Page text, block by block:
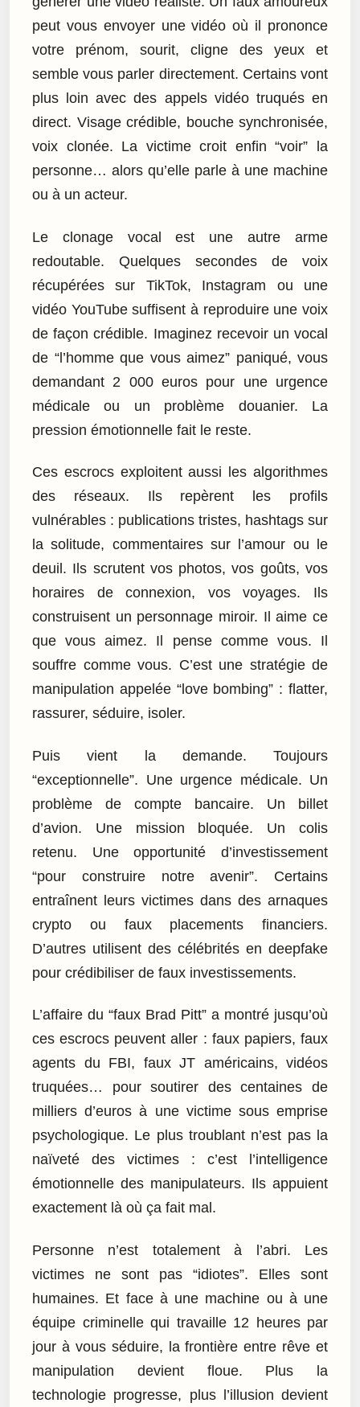
peut vous envoyer une vidéo où il prononce
votre prénom, sourit, cligne des yeux et
semble vous parler directement. Certains vont
plus loin avec des appels vidéo truqués en
direct. Visage crédible, bouche synchronisée,
voix clonée. La victime croit enfin “voir” la
personne… alors qu’elle parle à une machine
ou à un acteur.
Le clonage vocal est une autre arme
redoutable. Quelques secondes de voix
récupérées sur TikTok, Instagram ou une
vidéo YouTube suffisent à reproduire une voix
de façon crédible. Imaginez recevoir un vocal
de “l’homme que vous aimez” paniqué, vous
demandant 2 000 euros pour une urgence
médicale ou un problème douanier. La
pression émotionnelle fait le reste.
Ces escrocs exploitent aussi les algorithmes
des réseaux. Ils repèrent les profils
vulnérables : publications tristes, hashtags sur
la solitude, commentaires sur l’amour ou le
deuil. Ils scrutent vos photos, vos goûts, vos
horaires de connexion, vos voyages. Ils
construisent un personnage miroir. Il aime ce
que vous aimez. Il pense comme vous. Il
souffre comme vous. C’est une stratégie de
manipulation appelée “love bombing” : flatter,
rassurer, séduire, isoler.
Puis vient la demande. Toujours
“exceptionnelle”. Une urgence médicale. Un
problème de compte bancaire. Un billet
d’avion. Une mission bloquée. Un colis
retenu. Une opportunité d’investissement
“pour construire notre avenir”. Certains
entraînent leurs victimes dans des arnaques
crypto ou faux placements financiers.
D’autres utilisent des célébrités en deepfake
pour crédibiliser de faux investissements.
L’affaire du “faux Brad Pitt” a montré jusqu’où
ces escrocs peuvent aller : faux papiers, faux
agents du FBI, faux JT américains, vidéos
truquées… pour soutirer des centaines de
milliers d’euros à une victime sous emprise
psychologique. Le plus troublant n’est pas la
naïveté des victimes : c’est l’intelligence
émotionnelle des manipulateurs. Ils appuient
exactement là où ça fait mal.
Personne n’est totalement à l’abri. Les
victimes ne sont pas “idiotes”. Elles sont
humaines. Et face à une machine ou à une
équipe criminelle qui travaille 12 heures par
jour à vous séduire, la frontière entre rêve et
manipulation devient floue. Plus la
technologie progresse, plus l’illusion devient